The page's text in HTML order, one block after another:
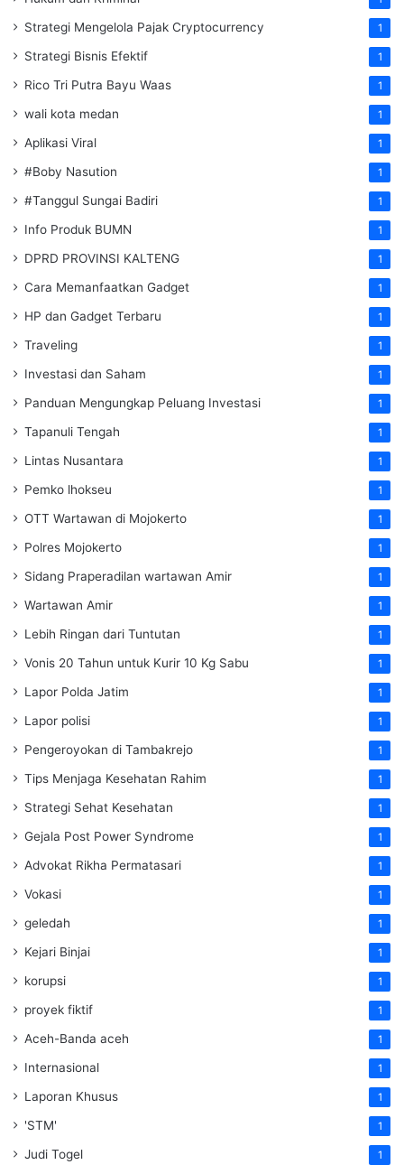
Strategi Mengelola Pajak Cryptocurrency 1
Strategi Bisnis Efektif 1
Rico Tri Putra Bayu Waas 1
wali kota medan 1
Aplikasi Viral 1
#Boby Nasution 1
#Tanggul Sungai Badiri 1
Info Produk BUMN 1
DPRD PROVINSI KALTENG 1
Cara Memanfaatkan Gadget 1
HP dan Gadget Terbaru 1
Traveling 1
Investasi dan Saham 1
Panduan Mengungkap Peluang Investasi 1
Tapanuli Tengah 1
Lintas Nusantara 1
Pemko lhokseu 1
OTT Wartawan di Mojokerto 1
Polres Mojokerto 1
Sidang Praperadilan wartawan Amir 1
Wartawan Amir 1
Lebih Ringan dari Tuntutan 1
Vonis 20 Tahun untuk Kurir 10 Kg Sabu 1
Lapor Polda Jatim 1
Lapor polisi 1
Pengeroyokan di Tambakrejo 1
Tips Menjaga Kesehatan Rahim 1
Strategi Sehat Kesehatan 1
Gejala Post Power Syndrome 1
Advokat Rikha Permatasari 1
Vokasi 1
geledah 1
Kejari Binjai 1
korupsi 1
proyek fiktif 1
Aceh-Banda aceh 1
Internasional 1
Laporan Khusus 1
'STM' 1
Judi Togel 1